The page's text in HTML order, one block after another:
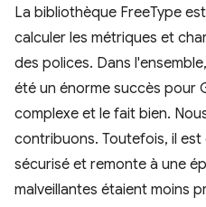
La bibliothèque FreeType
calculer les métriques et
des polices. Dans
été un énorme succès pour
complexe et le fait bien.
contribuons. Toutefois, il
sécurisé et remonte à une
malveillantes étaient moins